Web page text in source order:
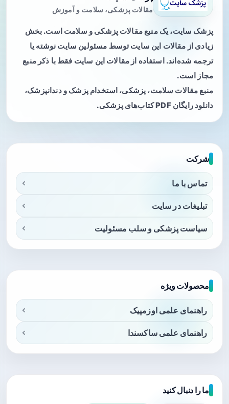
مقالات پزشکی، سلامت و آموزش
پزشک سایت، یک منبع مقالات پزشکی و سلامت است. بخش
زیادی از مقالات این سایت توسط مسئولین سایت نوشته یا
ترجمه شده‌اند. استفاده از مقالات این سایت فقط با ذکر منبع
مجاز است.
منبع مقالات سلامت، پزشکی، استخدام پزشک و دندانپزشک،
دانلود رایگان PDF کتاب‌های پزشکی.
شرکت
تماس با ما
تبلیغات در سایت
سیاست پزشکی و سلب مسئولیت
محصولات ویژه
راهنمای علمی اوزمپیک
راهنمای علمی ساکسندا
ما را دنبال کنید